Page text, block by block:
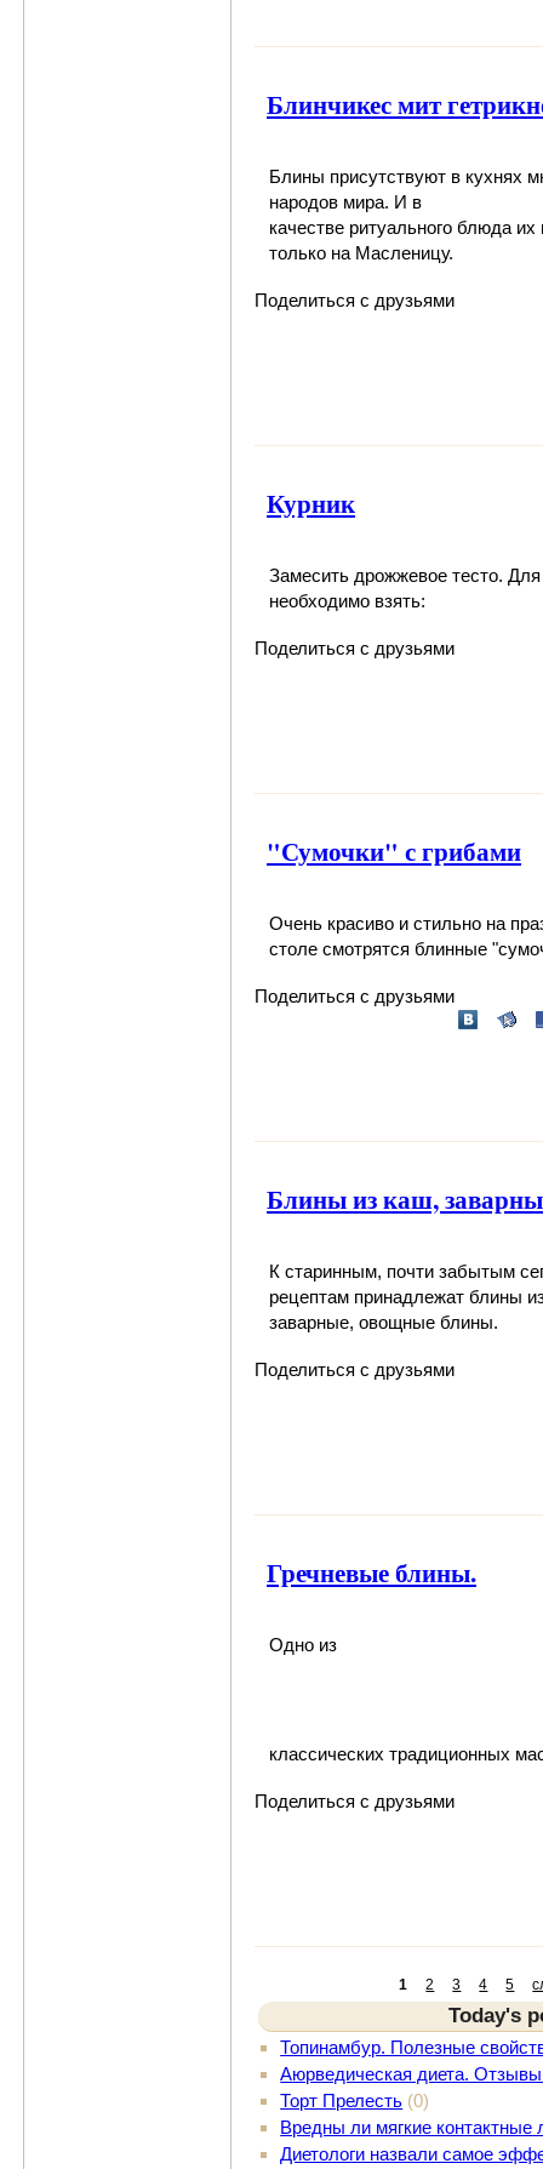
Блинчикес мит
Блины присутствуют в кухнях
народов мира. И в
качестве ритуального блюда
только на Масленицу.
Поделиться с друзьями
Курник
Замесить дрожжевое тесто. Для
необходимо взять:
Поделиться с друзьями
"Сумочки" с грибами
Очень красиво и стильно на
столе смотрятся блинные
Поделиться с друзьями
Блины из каш,
К старинным, почти забытым
рецептам принадлежат блины
заварные, овощные блины.
Поделиться с друзьями
Гречневые блины.
Одно из
классических традиционных
Поделиться с друзьями
1 2 3 4 5
Today's
Топинамбур. Полезные
Аюрведическая диета.
Торт Прелесть (0)
Вредны ли мягкие контактные
Диетологи назвали самое